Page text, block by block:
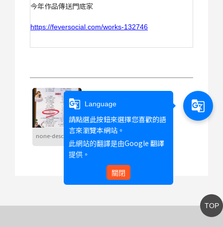
今年作品傳送門底家
https://feversocial.com/works-132746
none-descript
TOP
g_translate Language
請點選此按鈕來選擇您喜歡的語
言來瀏覽本網站。
此網站的翻譯是由Google 翻譯
提供。
關閉
g_translate